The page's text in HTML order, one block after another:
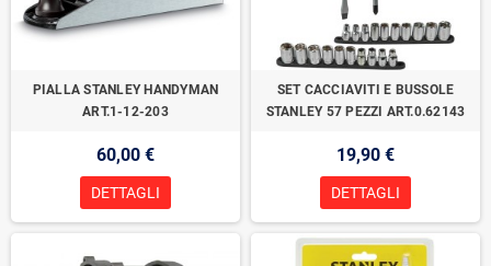
PIALLA STANLEY HANDYMAN
ART.1-12-203
60,00 €
DETTAGLI
SET CACCIAVITI E BUSSOLE
STANLEY 57 PEZZI ART.0.62143
19,90 €
DETTAGLI